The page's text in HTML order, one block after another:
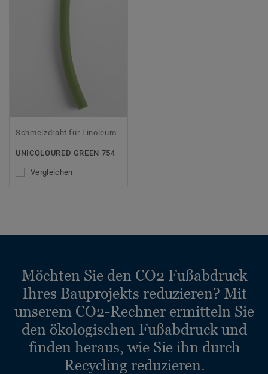
Schmelzdraht für Linoleum
UNICOLOURED GREEN 754
Vergleichen
Möchten Sie den CO2 Fußabdruck
Ihres Bauprojekts reduzieren? Mit
unserem CO2-Rechner ermitteln Sie
den ökologischen Fußabdruck und
finden heraus, wie Sie ihn durch
Recycling reduzieren.